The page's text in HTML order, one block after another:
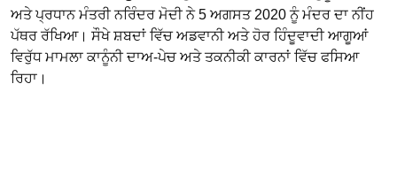
ਅਤੇ ਪ੍ਰਧਾਨ ਮੰਤਰੀ ਨਰਿੰਦਰ ਮੋਦੀ ਨੇ 5 ਅਗਸਤ 2020 ਨੂੰ ਮੰਦਰ ਦਾ ਨੀਂਹ
ਪੱਥਰ ਰੱਖਿਆ। ਸੌਖੇ ਸ਼ਬਦਾਂ ਵਿੱਚ ਅਡਵਾਨੀ ਅਤੇ ਹੋਰ ਹਿੰਦੂਵਾਦੀ ਆਗੂਆਂ
ਵਿਰੁੱਧ ਮਾਮਲਾ ਕਾਨੂੰਨੀ ਦਾਅ-ਪੇਚ ਅਤੇ ਤਕਨੀਕੀ ਕਾਰਨਾਂ ਵਿੱਚ ਫਸਿਆ
ਰਿਹਾ।